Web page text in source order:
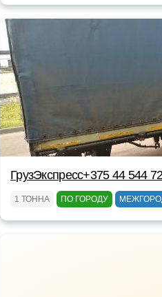
ГрузЭкспресс+375 44 544
1 ТОННА ПО ГОРОДУ